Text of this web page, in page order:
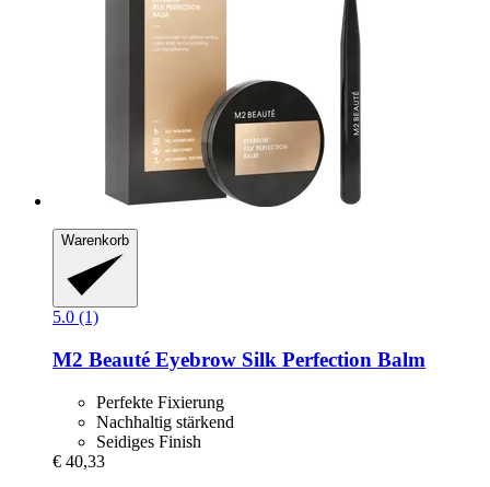
Warenkorb
5.0 (1)
M2 Beauté Eyebrow Silk Perfection Balm
Perfekte Fixierung
Nachhaltig stärkend
Seidiges Finish
€ 40,33